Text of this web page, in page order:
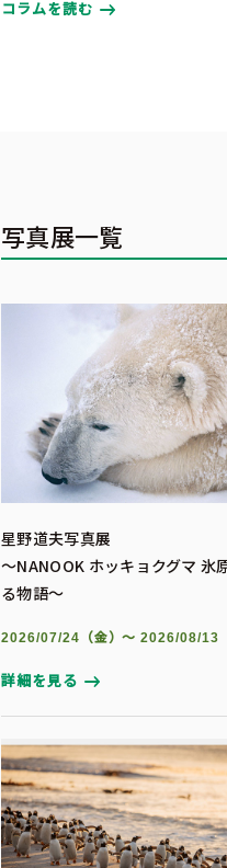
コラムを読む
写真展一覧
星野道夫写真展
～NANOOK ホッキョクグマ 氷
る物語～
2026/07/24（金）～ 2026/08/13
詳細を見る